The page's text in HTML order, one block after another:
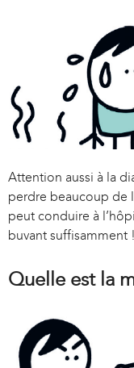
Attention aussi à la
perdre beaucoup de
peut conduire à
buvant suffisamment !
Quelle est la